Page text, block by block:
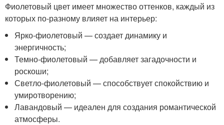
Фиолетовый цвет имеет множество оттенков, каждый из
которых по-разному влияет на интерьер:
Ярко-фиолетовый — создает динамику и
энергичность;
Темно-фиолетовый — добавляет загадочности и
роскоши;
Светло-фиолетовый — способствует спокойствию и
умиротворению;
Лавандовый — идеален для создания романтической
атмосферы.